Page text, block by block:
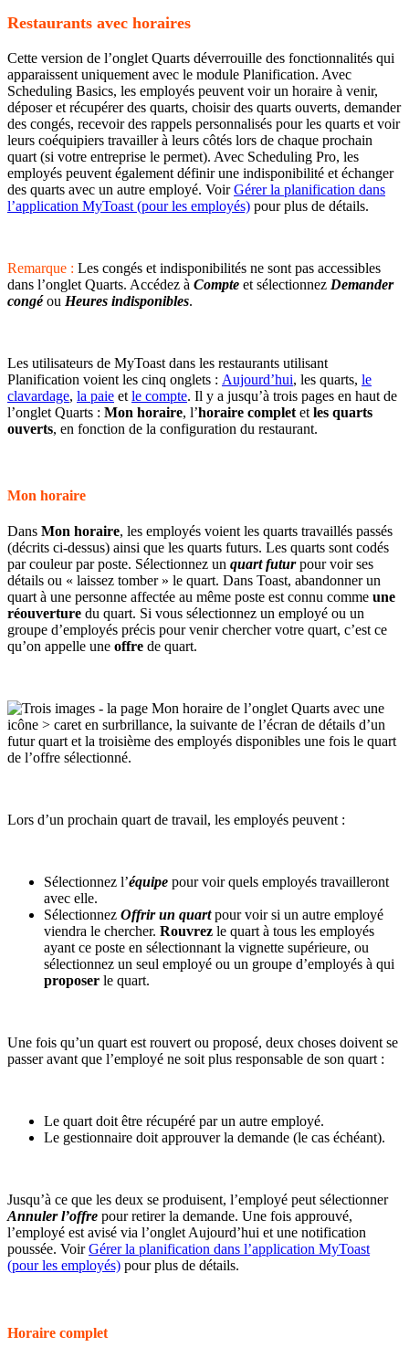
Restaurants avec horaires
Cette version de l’onglet Quarts déverrouille des fonctionnalités qui
apparaissent uniquement avec le module Planification. Avec
Scheduling Basics, les employés peuvent voir un horaire à venir,
déposer et récupérer des quarts, choisir des quarts ouverts, demander
des congés, recevoir des rappels personnalisés pour les quarts et voir
leurs coéquipiers travailler à leurs côtés lors de chaque prochain
quart (si votre entreprise le permet). Avec Scheduling Pro, les
employés peuvent également définir une indisponibilité et échanger
des quarts avec un autre employé. VoirGérer la planification dans
l’application MyToast (pour les employés) pour plus de détails.
Remarque : Les congés et indisponibilités ne sont pas accessibles
dans l’onglet Quarts. Accédez à Compte et sélectionnez Demander
congéou Heures indisponibles.
Les utilisateurs de MyToast dans les restaurants utilisant
Planification voient les cinq onglets : Aujourd’hui, les quarts, le
clavardage, la paie et le compte. Il y a jusqu’à trois pages en haut de
l’onglet Quarts : Mon horaire, l’horaire complet et les quarts
ouverts, en fonction de la configuration du restaurant.
Mon horaire
Dans Mon horaire, les employés voient les quarts travaillés passés
(décrits ci-dessus) ainsi que les quarts futurs. Les quarts sont codés
par couleur par poste. Sélectionnez un quart futurpour voir ses
détails ou « laissez tomber » le quart. Dans Toast, abandonner un
quart à une personne affectée au même poste est connu comme une
réouverture du quart. Si vous sélectionnez un employé ou un
groupe d’employés précis pour venir chercher votre quart, c’est ce
qu’on appelle une offre de quart.
Lors d’un prochain quart de travail, les employés peuvent :
Sélectionnez l’équipe pour voir quels employés travailleront
avec elle.
Sélectionnez Offrir un quartpour voir si un autre employé
viendra le chercher. Rouvrez le quart à tous les employés
ayant ce poste en sélectionnant la vignette supérieure, ou
sélectionnez un seul employé ou un groupe d’employés à qui
proposer le quart.
Une fois qu’un quart est rouvert ou proposé, deux choses doivent se
passer avant que l’employé ne soit plus responsable de son quart :
Le quart doit être récupéré par un autre employé.
Le gestionnaire doit approuver la demande (le cas échéant).
Jusqu’à ce que les deux se produisent, l’employé peut sélectionner
Annuler l’offre pour retirer la demande. Une fois approuvé,
l’employé est avisé via l’onglet Aujourd’hui et une notification
poussée. VoirGérer la planification dans l’application MyToast
(pour les employés) pour plus de détails.
Horaire complet